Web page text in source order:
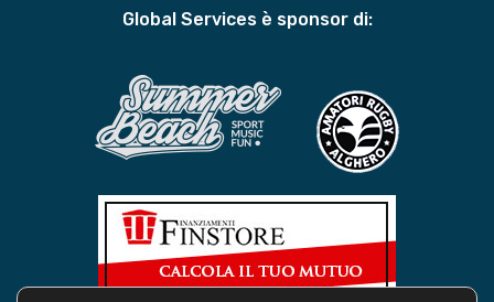
Global Services è sponsor di: